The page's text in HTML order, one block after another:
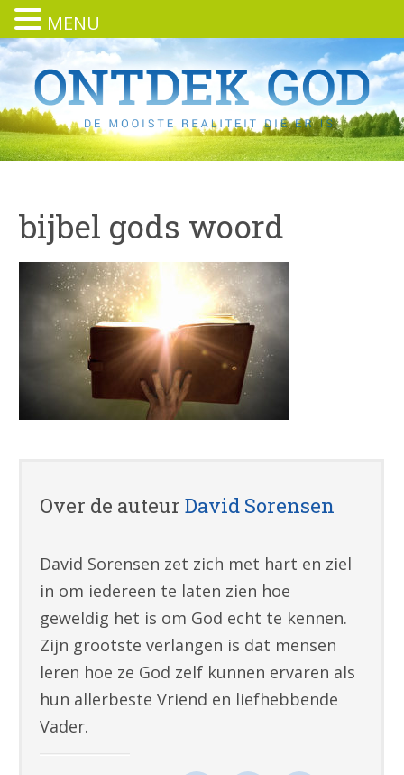
bijbel gods woord
Over de auteurDavid Sorensen
David Sorensen zet zich met hart en ziel
in om iedereen te laten zien hoe
geweldig het is om God echt te kennen.
Zijn grootste verlangen is dat mensen
leren hoe ze God zelf kunnen ervaren als
hun allerbeste Vriend en liefhebbende
Vader.
MENU